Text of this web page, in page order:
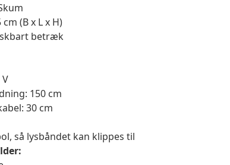
(B x L x H)
betræk
150 cm
30 cm
så lysbåndet kan klippes til